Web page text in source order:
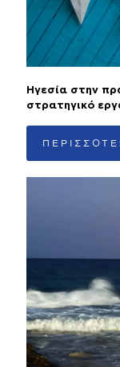
Ηγεσία στην
στρατηγικό